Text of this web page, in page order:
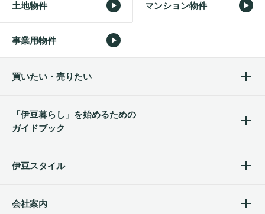
土地物件 マンション物件
事業用物件
買いたい・売りたい
「伊豆暮らし」を始めるための
ガイドブック
伊豆スタイル
会社案内